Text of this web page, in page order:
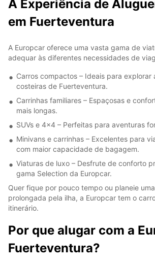
A Experiência de
em Fuerteventura
A Europcar oferece uma vasta gama de
adequar às diferentes necessidades de
Carros compactos – Ideais para explorar
costeiras de Fuerteventura.
Carrinhas familiares – Espaçosas e
mais longas.
SUVs e 4x4 – Perfeitas para aventuras
Minivans e carrinhas – Excelentes para
com maior capacidade de bagagem.
Viaturas de luxo – Desfrute de conforto
gama Selection da Europcar.
Quer fique por pouco tempo ou planeie
prolongada pela ilha, a Europcar tem o
itinerário.
Por que alugar com a
Fuerteventura?